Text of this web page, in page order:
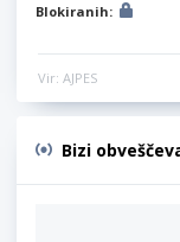
Blokiranih:
Vir: AJPES
Bizi